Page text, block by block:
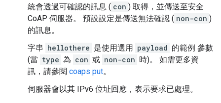
統會透過可確認的訊息 ( con ) 取得，並傳送至安全
CoAP 伺服器。 預設設定是傳送無法確認 ( non-con )
的訊息。
字串 hellothere 是使用選用 payload 的範例 參數
(當 type 為 con 或 non-con 時)。 如需更多資
訊，請參閱 coaps put。
伺服器會以其 IPv6 位址回應，表示要求已處理。